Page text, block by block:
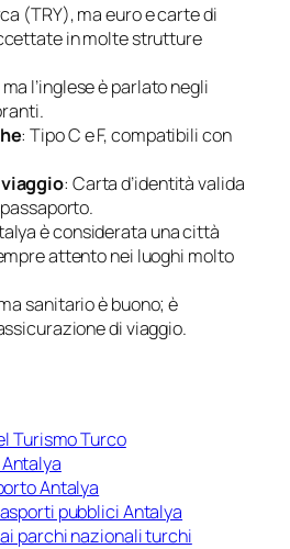
(TRY), ma euro e carte di
in molte strutture
l’inglese è parlato negli
: Tipo C e F, compatibili con
: Carta d’identità valida
è considerata una città
attento nei luoghi molto
sanitario è buono; è
di viaggio.
Turismo Turco
Antalya
pubblici Antalya
parchi nazionali turchi